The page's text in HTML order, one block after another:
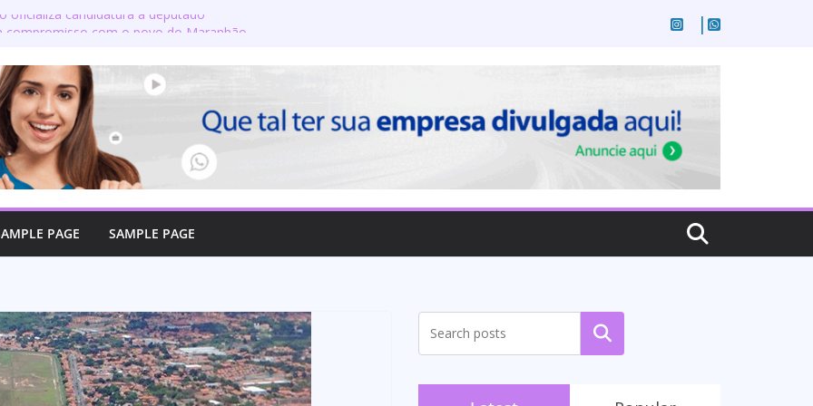
oficializa candidatura a deputado
crenças sobre a alimentação durante
candidatos ao governo e 11 ao Senado
defende reajuste de 21,7% para todos
e aposentados do Maranhão
posse no Senado e se torna a
Coroatá
PAGE SAMPLE PAGE
Pesquisar